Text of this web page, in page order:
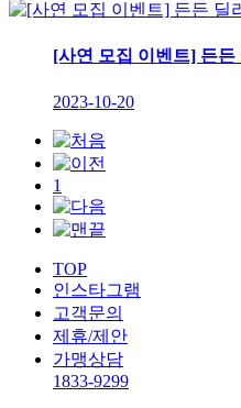
[사연 모집 이벤트] 든든
2023-10-20
1
TOP
인스타그램
고객문의
제휴/제안
가맹상담
1833-9299